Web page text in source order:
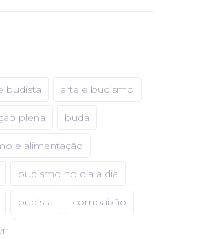
budista arte e budismo
plena buda
e alimentação
budismo no dia a dia
budista compaixão